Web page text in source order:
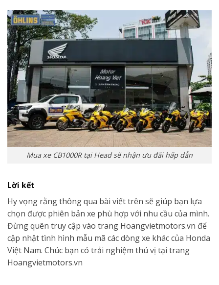
Mua xe CB1000R tại Head sẽ nhận ưu đãi hấp dẫn
Lời kết
Hy vọng rằng thông qua bài viết trên sẽ giúp bạn lựa
chọn được phiên bản xe phù hợp với nhu cầu của mình.
Đừng quên truy cập vào trang Hoangvietmotors.vn để
cập nhật tình hình mẫu mã các dòng xe khác của Honda
Việt Nam. Chúc bạn có trải nghiệm thú vị tại trang
Hoangvietmotors.vn